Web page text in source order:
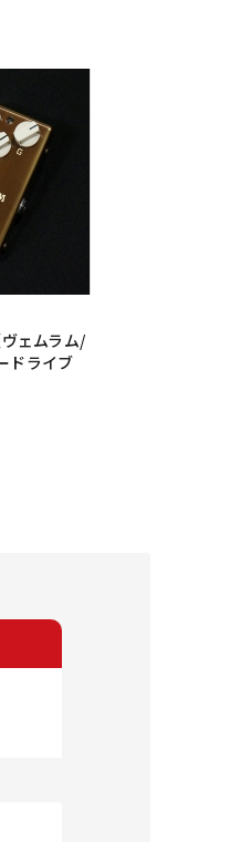
ェムラム/
ドライブ